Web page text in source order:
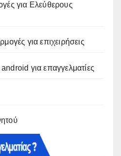
για Ελεύθερους
για επιχειρήσεις
για επαγγελματίες